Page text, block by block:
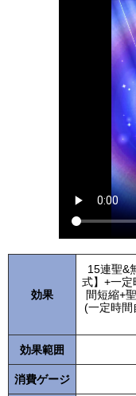
効果
15連聖&
式】+一定
間短縮+
(一定時間
効果範囲
消費ゲージ